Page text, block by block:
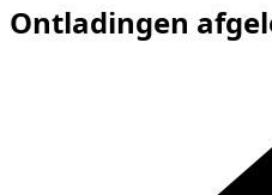
Ontladingen